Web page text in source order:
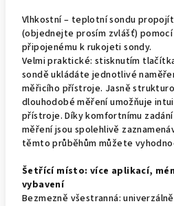
Vlhkostní – teplotní sondu
(objednejte prosím zvlášť)
připojenému k rukojeti sondy.
Velmi praktické: stisknutím
sondě ukládáte jednotlivé
měřicího přístroje. Jasně
dlouhodobé měření umožňuje
přístroje. Díky komfortnímu
měření jsou spolehlivě
těmto průběhům můžete
Šetřící místo: více aplikací,
vybavení
Bezmezně všestranná: